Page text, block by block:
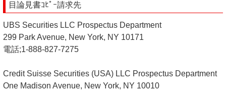
目論見書ｺﾋﾟｰ請求先
UBS Securities LLC Prospectus Department
299 Park Avenue, New York, NY 10171
電話;1-888-827-7275
Credit Suisse Securities (USA) LLC Prospectus Department
One Madison Avenue, New York, NY 10010